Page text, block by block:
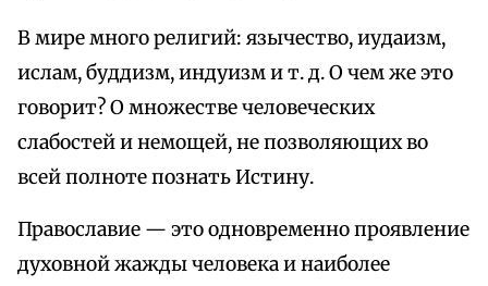
В мире много религий: язычество, иудаизм,
ислам, буддизм, индуизм и т. д. О чем же это
говорит? О множестве человеческих
слабостей и немощей, не позволяющих во
всей полноте познать Истину.
Православие — это одновременно проявление
духовной жажды человека и наиболее